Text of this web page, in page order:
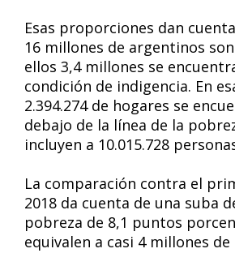
Esas proporciones dan
16 millones de argentinos
ellos 3,4 millones se
condición de indigencia. En
2.394.274 de hogares se
debajo de la línea de la
incluyen a 10.015.728
La comparación contra el
2018 da cuenta de una suba
pobreza de 8,1 puntos
equivalen a casi 4 millones